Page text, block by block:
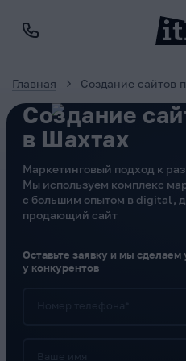
Главная Создание сайтов
Создание
в Шахтах
Маркетинговый подход к
Мы используем комплекс
с большим опытом в digital,
продающий сайт
Оставьте заявку и мы
у конкурентов